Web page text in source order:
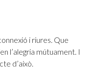
i riures. Que
l’alegria mútuament. I
d’això.